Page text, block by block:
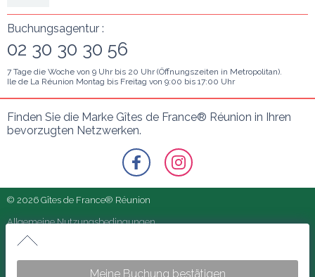
Buchungsagentur :
02 30 30 30 56
7 Tage die Woche von 9 Uhr bis 20 Uhr (Öffnungszeiten in Metropolitan).
Ile de La Réunion Montag bis Freitag von 9:00 bis 17:00 Uhr
Finden Sie die Marke Gîtes de France® Réunion in Ihren
bevorzugten Netzwerken.
© 2026 Gîtes de France® Réunion
Allgemeine Nutzungsbedingungen
Unsere Partner
Häufig gestellte Fragen
Gîtes Ango (les) - Gîte jaune 4 épis
Gite Ango- Gite jaune 4 épis
Meine Buchung bestätigen